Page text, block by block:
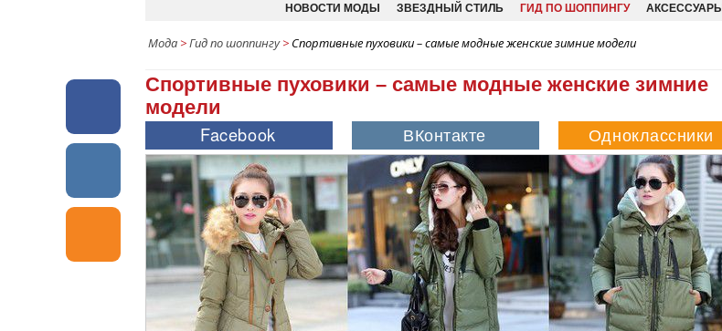
НОВОСТИ МОДЫ ЗВЕЗДНЫЙ СТИЛЬ ГИД ПО ШОППИНГУ АКСЕССУАРЫ
Мода >Гид по шоппингу> Спортивные пуховики – самые модные женские зимние модели
Спортивные пуховики – самые модные женские зимние
модели